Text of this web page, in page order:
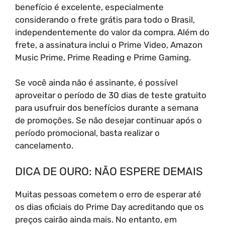
benefício é excelente, especialmente
considerando o frete grátis para todo o Brasil,
independentemente do valor da compra. Além do
frete, a assinatura inclui o Prime Video, Amazon
Music Prime, Prime Reading e Prime Gaming.
Se você ainda não é assinante, é possível
aproveitar o período de 30 dias de teste gratuito
para usufruir dos benefícios durante a semana
de promoções. Se não desejar continuar após o
período promocional, basta realizar o
cancelamento.
DICA DE OURO: NÃO ESPERE DEMAIS
Muitas pessoas cometem o erro de esperar até
os dias oficiais do Prime Day acreditando que os
preços cairão ainda mais. No entanto, em